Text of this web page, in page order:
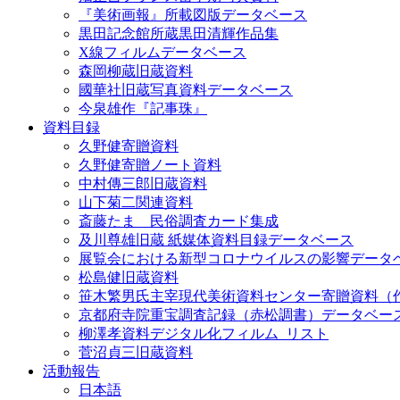
『美術画報』所載図版データベース
黒田記念館所蔵黒田清輝作品集
X線フィルムデータベース
森岡柳蔵旧蔵資料
國華社旧蔵写真資料データベース
今泉雄作『記事珠』
資料目録
久野健寄贈資料
久野健寄贈ノート資料
中村傳三郎旧蔵資料
山下菊二関連資料
斎藤たま 民俗調査カード集成
及川尊雄旧蔵 紙媒体資料目録データベース
展覧会における新型コロナウイルスの影響データ
松島健旧蔵資料
笹木繁男氏主宰現代美術資料センター寄贈資料（
京都府寺院重宝調査記録（赤松調書）データベー
柳澤孝資料デジタル化フィルム_リスト
菅沼貞三旧蔵資料
活動報告
日本語